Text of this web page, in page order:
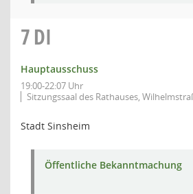
7DI
Hauptausschuss
19:00-22:07 Uhr
Sitzungssaal des Rathauses,
Stadt Sinsheim
Öffentliche Bekanntmachung